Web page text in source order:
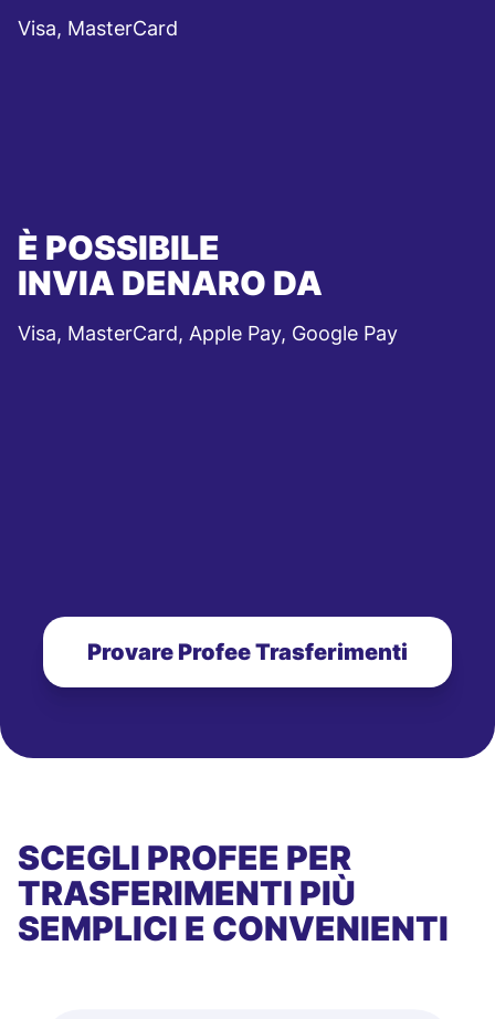
Visa, MasterCard
È POSSIBILE
INVIA DENARO DA
Visa, MasterCard, Apple Pay, Google Pay
Provare Profee Trasferimenti
SCEGLI PROFEE PER
TRASFERIMENTI PIÙ
SEMPLICI E CONVENIENTI